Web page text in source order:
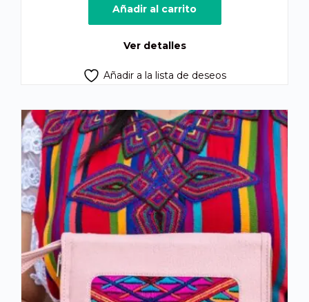
Añadir al carrito
Ver detalles
Añadir a la lista de deseos